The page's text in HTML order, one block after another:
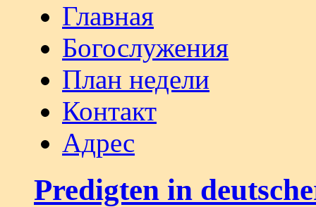
Главная
Богослужения
План недели
Контакт
Адрес
Predigten in